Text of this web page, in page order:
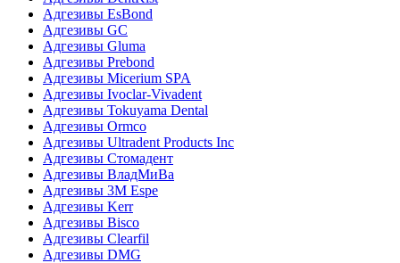
Адгезивы EsBond
Адгезивы GC
Адгезивы Gluma
Адгезивы Prebond
Адгезивы Micerium SPA
Адгезивы Ivoclar-Vivadent
Адгезивы Tokuyama Dental
Адгезивы Ormco
Адгезивы Ultradent Products Inc
Адгезивы Стомадент
Адгезивы ВладМиВа
Адгезивы 3M Espe
Адгезивы Kerr
Адгезивы Bisco
Адгезивы Clearfil
Адгезивы DMG